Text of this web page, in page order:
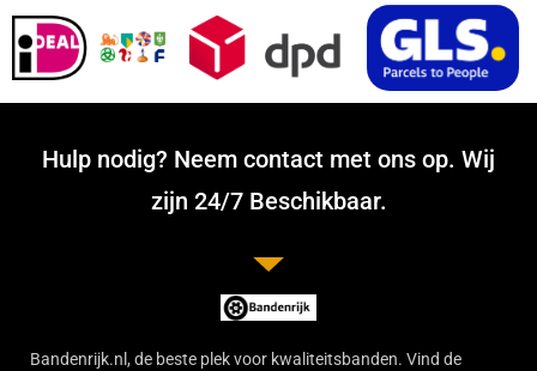
Hulp nodig? Neem contact met ons op. Wij
zijn 24/7 Beschikbaar.
Bandenrijk.nl, de beste plek voor kwaliteitsbanden. Vind de